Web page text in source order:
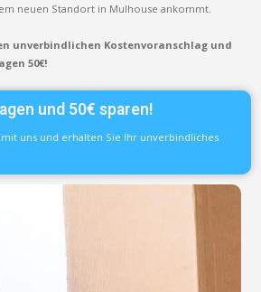
neuen Standort in Mulhouse ankommt.
unverbindlichen Kostenvoranschlag und
50€!
und 50€ sparen!
mit uns und erhalten Sie Ihr unverbindliches